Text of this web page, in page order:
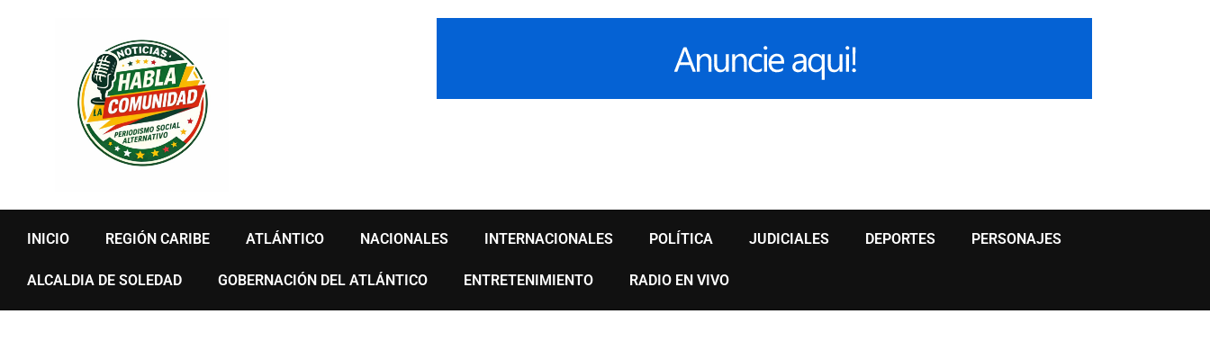
INICIO REGIÓN CARIBE ATLÁNTICO NACIONALES INTERNACIONALES POLÍTICA JUDICIALES DEPORTES PERSONAJES
ALCALDIA DE SOLEDAD GOBERNACIÓN DEL ATLÁNTICO ENTRETENIMIENTO RADIO EN VIVO